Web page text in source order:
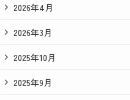
2026年4月
2026年3月
2025年10月
2025年9月